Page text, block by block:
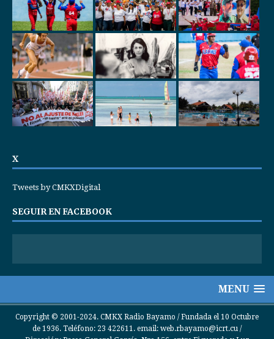
X
Tweets by CMKXDigital
SEGUIR EN FACEBOOK
MENU
Copyright © 2001-2024. CMKX Radio Bayamo / Fundada el 10 Octubre
de 1936. Teléfono: 23 422611. email: web.rbayamo@icrt.cu /